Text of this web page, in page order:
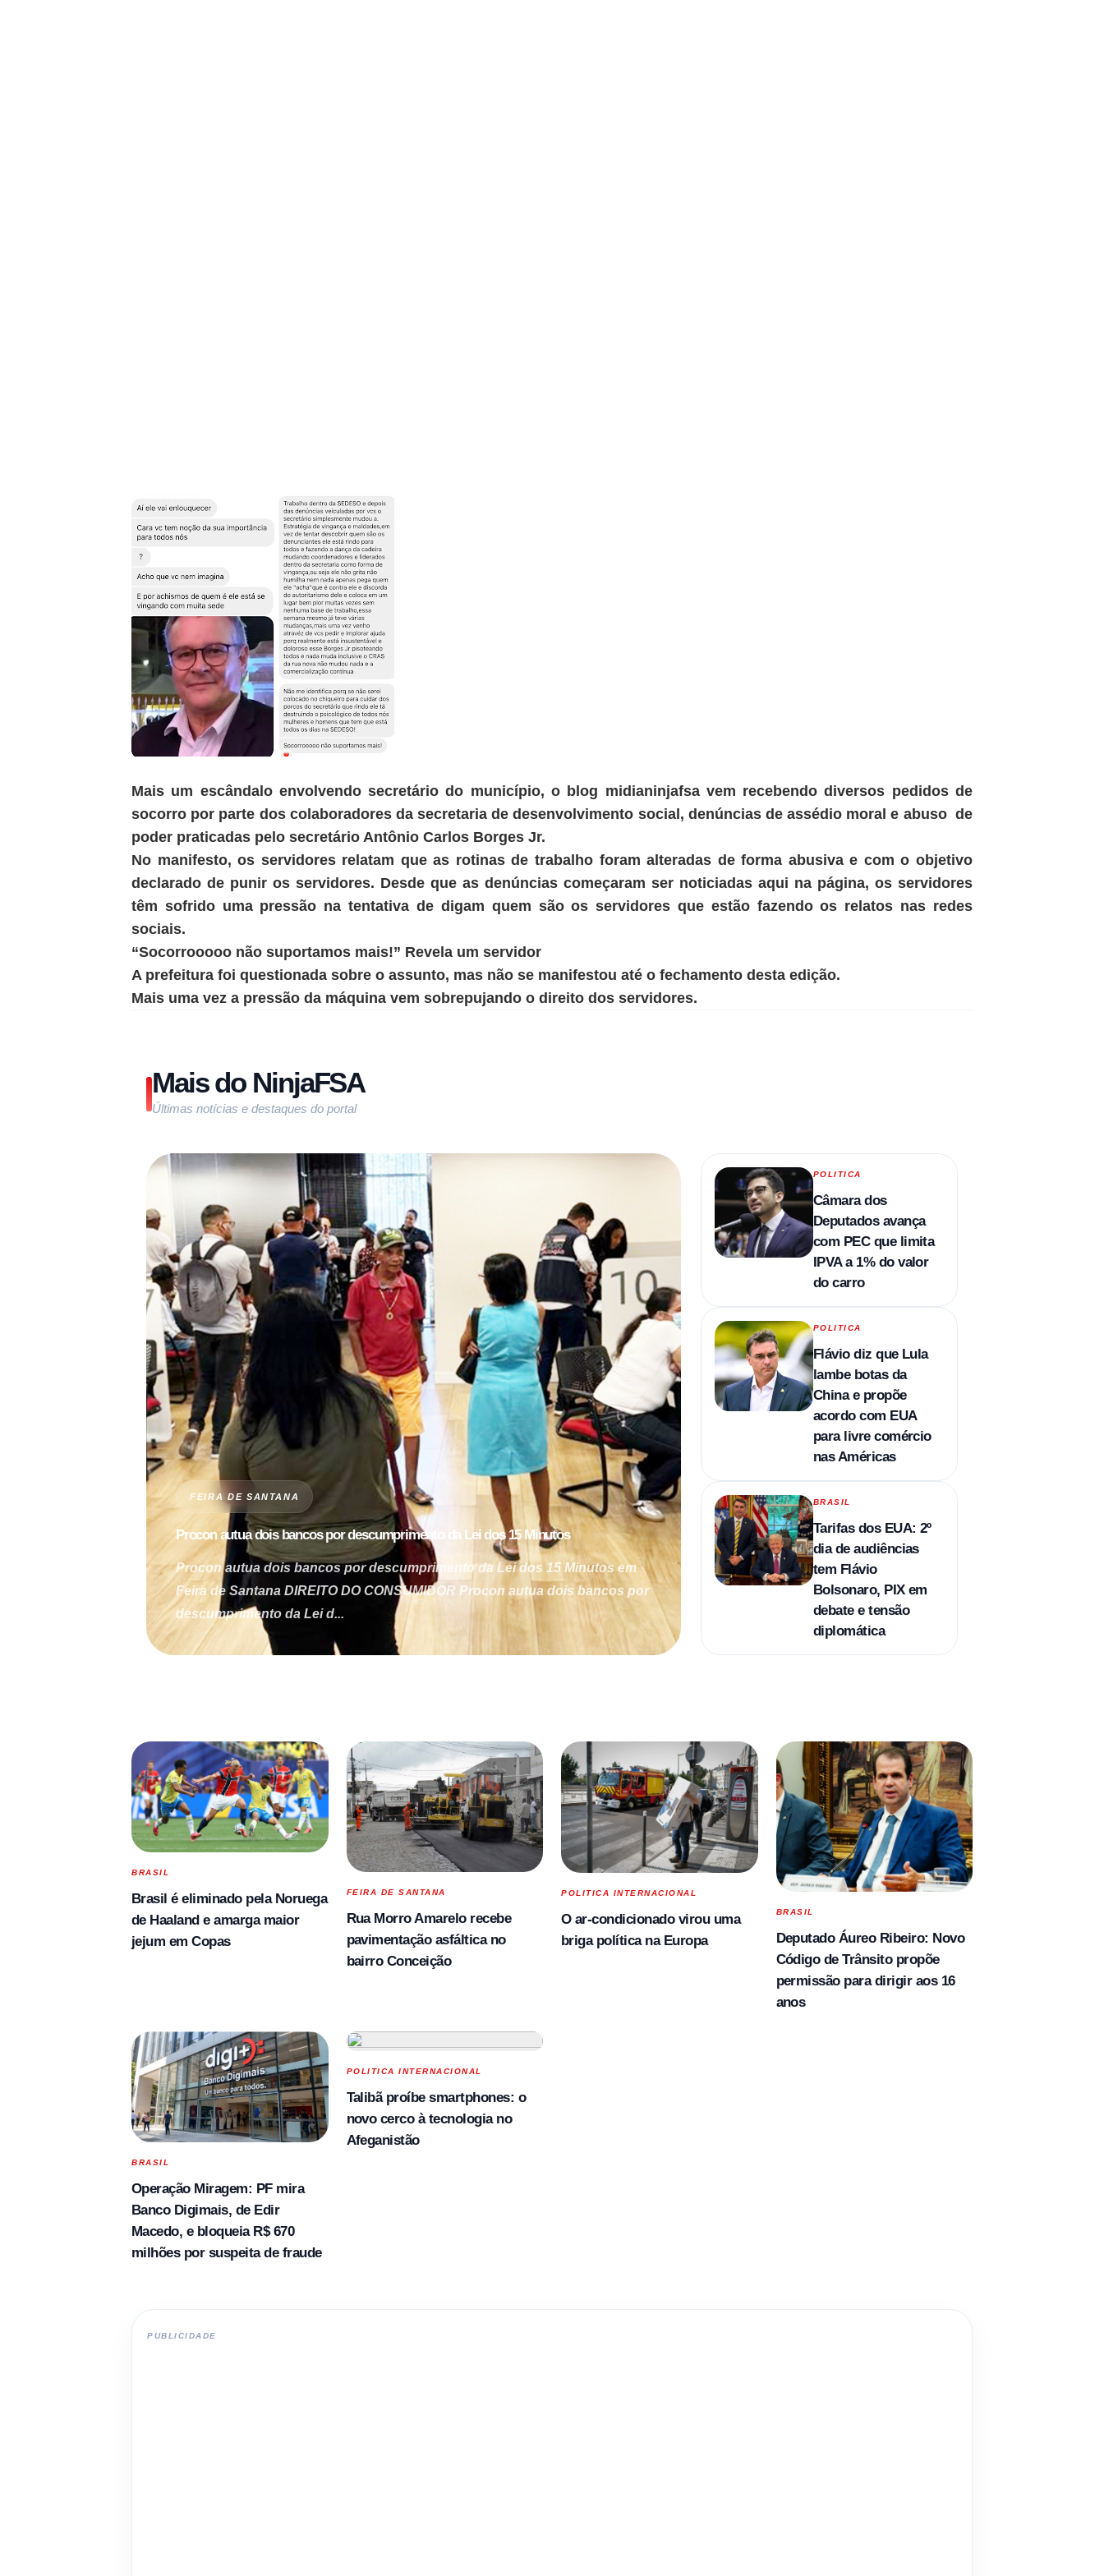
Mais um escândalo envolvendo secretário do município, o blog midianinjafsa vem recebendo diversos pedidos de
socorro por parte dos colaboradores da secretaria de desenvolvimento social, denúncias de assédio moral e abuso de
poder praticadas pelo secretário Antônio Carlos Borges Jr.
No manifesto, os servidores relatam que as rotinas de trabalho foram alteradas de forma abusiva e com o objetivo
declarado de punir os servidores. Desde que as denúncias começaram ser noticiadas aqui na página, os servidores
têm sofrido uma pressão na tentativa de digam quem são os servidores que estão fazendo os relatos nas redes
sociais.
“Socorrooooo não suportamos mais!” Revela um servidor
A prefeitura foi questionada sobre o assunto, mas não se manifestou até o fechamento desta edição.
Mais uma vez a pressão da máquina vem sobrepujando o direito dos servidores.
Mais do NinjaFSA
Últimas notícias e destaques do portal
FEIRA DE SANTANA
Procon autua dois bancos por descumprimento da Lei dos 15 Minutos
Procon autua dois bancos por descumprimento da Lei dos 15 Minutos em
Feira de Santana DIREITO DO CONSUMIDOR Procon autua dois bancos por
descumprimento da Lei d...
POLITICA
Câmara dos
Deputados avança
com PEC que limita
IPVA a 1% do valor
do carro
POLITICA
Flávio diz que Lula
lambe botas da
China e propõe
acordo com EUA
para livre comércio
nas Américas
BRASIL
Tarifas dos EUA: 2º
dia de audiências
tem Flávio
Bolsonaro, PIX em
debate e tensão
diplomática
BRASIL
Brasil é eliminado pela Noruega
de Haaland e amarga maior
jejum em Copas
FEIRA DE SANTANA
Rua Morro Amarelo recebe
pavimentação asfáltica no
bairro Conceição
POLITICA INTERNACIONAL
O ar-condicionado virou uma
briga política na Europa
BRASIL
Deputado Áureo Ribeiro: Novo
Código de Trânsito propõe
permissão para dirigir aos 16
anos
BRASIL
Operação Miragem: PF mira
Banco Digimais, de Edir
Macedo, e bloqueia R$ 670
milhões por suspeita de fraude
POLITICA INTERNACIONAL
Talibã proíbe smartphones: o
novo cerco à tecnologia no
Afeganistão
PUBLICIDADE